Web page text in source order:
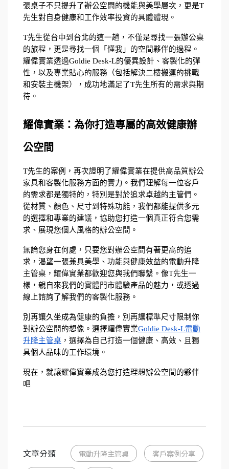
張桌子不只提升了辦公空間的機能與美學層次，更是T
先生對自身健康和工作效率投資的具體體現。
T先生從台中到台北的這一趟，不僅是尋找一張辦公桌
的旅程，更是尋找一個「懂我」的空間夥伴的過程。
耀偉實業透過Goldie Desk-L的優異設計、客製化的彈
性，以及專業貼心的服務（包括解決二樓搬運的挑戰
和安裝主機架），成功地滿足了T先生所有的需求與期
待。
耀偉實業：為你打造專屬的高效健康辦
公空間
T先生的案例，再次證明了耀偉實業在提供高品質辦公
家具和客製化服務方面的實力。我們理解每一位客戶
的需求都是獨特的，特別是對於追求卓越的主管們。
從材質、顏色、尺寸到特殊功能，我們都能提供多元
的選擇和專業的建議，協助您打造一個真正符合您需
求、展現您個人風格的辦公空間。
無論您身在何處，只要您對辦公空間有著更高的追
求，渴望一張兼具美學、功能與健康效益的電動升降
主管桌，耀偉實業都歡迎您與我們聯繫。像T先生一
樣，親自來我們的實體門市體驗產品的魅力，或透過
線上諮詢了解我們的客製化服務。
別再讓久坐成為健康的負擔，別再讓標準尺寸限制你
對辦公空間的想像。選擇耀偉實業Goldie Desk-L電動
升降主管桌 ，選擇為自己打造一個健康、高效、且獨
具個人品味的工作環境。
現在，就讓耀偉實業成為您打造理想辦公空間的夥伴
吧
文章分類 電動升降主管桌 客戶案例分享